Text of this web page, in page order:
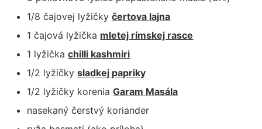
1/8 čajovej lyžičkyčertova lajna
1 čajová lyžička mletej rímskej rasce
1 lyžičkachilli kashmiri
1/2 lyžičkysladkej papriky
1/2 lyžičky koreniaGaram Masála
nasekaný čerstvý koriander